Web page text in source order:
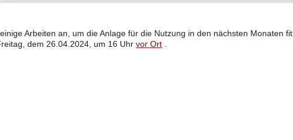
Arbeiten an, um die Anlage für die Nutzung in den nächsten Monaten fit
dem 26.04.2024, um 16 Uhr vor Ort